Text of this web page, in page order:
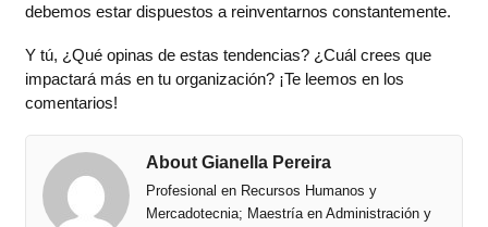
debemos estar dispuestos a reinventarnos constantemente.
Y tú, ¿Qué opinas de estas tendencias? ¿Cuál crees que
impactará más en tu organización? ¡Te leemos en los
comentarios!
About Gianella Pereira
Profesional en Recursos Humanos y
Mercadotecnia; Maestría en Administración y